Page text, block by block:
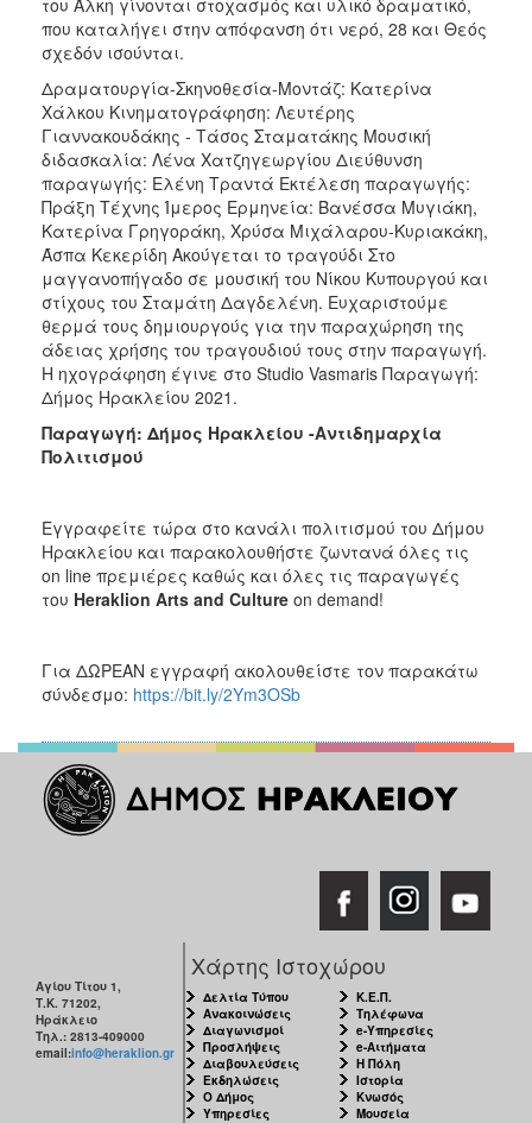
που καταλήγει στην απόφανση ότι νερό, 28 και Θεός
σχεδόν ισούνται.
Δραματουργία-Σκηνοθεσία-Μοντάζ: Κατερίνα
Χάλκου Κινηματογράφηση: Λευτέρης
Γιαννακουδάκης - Τάσος Σταματάκης Μουσική
διδασκαλία: Λένα Χατζηγεωργίου Διεύθυνση
παραγωγής: Ελένη Τραντά Εκτέλεση παραγωγής:
Πράξη Τέχνης Ίμερος Ερμηνεία: Βανέσσα Μυγιάκη,
Κατερίνα Γρηγοράκη, Χρύσα Μιχάλαρου-Κυριακάκη,
Άσπα Κεκερίδη Ακούγεται το τραγούδι Στο
μαγγανοπήγαδο σε μουσική του Νίκου Κυπουργού και
στίχους του Σταμάτη Δαγδελένη. Ευχαριστούμε
θερμά τους δημιουργούς για την παραχώρηση της
άδειας χρήσης του τραγουδιού τους στην παραγωγή.
Η ηχογράφηση έγινε στο Studio Vasmaris Παραγωγή:
Δήμος Ηρακλείου 2021.
Παραγωγή: Δήμος Ηρακλείου -Αντιδημαρχία
Πολιτισμού
Εγγραφείτε τώρα στο κανάλι πολιτισμού του Δήμου
Ηρακλείου και παρακολουθήστε ζωντανά όλες τις
on line πρεμιέρες καθώς και όλες τις παραγωγές
του Heraklion Arts and Culture on demand!
Για ΔΩΡΕΑΝ εγγραφή ακολουθείστε τον παρακάτω
σύνδεσμο: https://bit.ly/2Ym3OSb
Αγίου Τίτου 1,
Τ.Κ. 71202,
Ηράκλειο
Τηλ.: 2813-409000
email:info@heraklion.gr
Χάρτης Ιστοχώρου
Δελτία Τύπου
Ανακοινώσεις
Διαγωνισμοί
Προσλήψεις
Διαβουλεύσεις
Εκδηλώσεις
Ο Δήμος
Υπηρεσίες
Κ.Ε.Π.
Τηλέφωνα
e-Υπηρεσίες
e-Αιτήματα
Η Πόλη
Ιστορία
Κνωσός
Μουσεία